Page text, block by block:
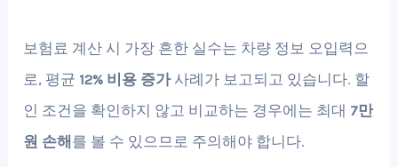
보험료 계산 시 가장 흔한 실수는 차량 정보 오입력으
로, 평균 12% 비용 증가사례가 보고되고 있습니다. 할
인 조건을 확인하지 않고 비교하는 경우에는 최대 7만
원 손해 를 볼 수 있으므로 주의해야 합니다.